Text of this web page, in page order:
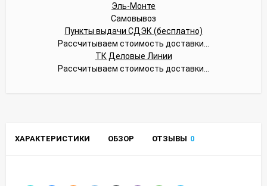
Эль-Монте
Самовывоз
Пункты выдачи СДЭК (бесплатно)
Рассчитываем стоимость доставки...
ТК Деловые Линии
Рассчитываем стоимость доставки...
ХАРАКТЕРИСТИКИ ОБЗОР ОТЗЫВЫ 0